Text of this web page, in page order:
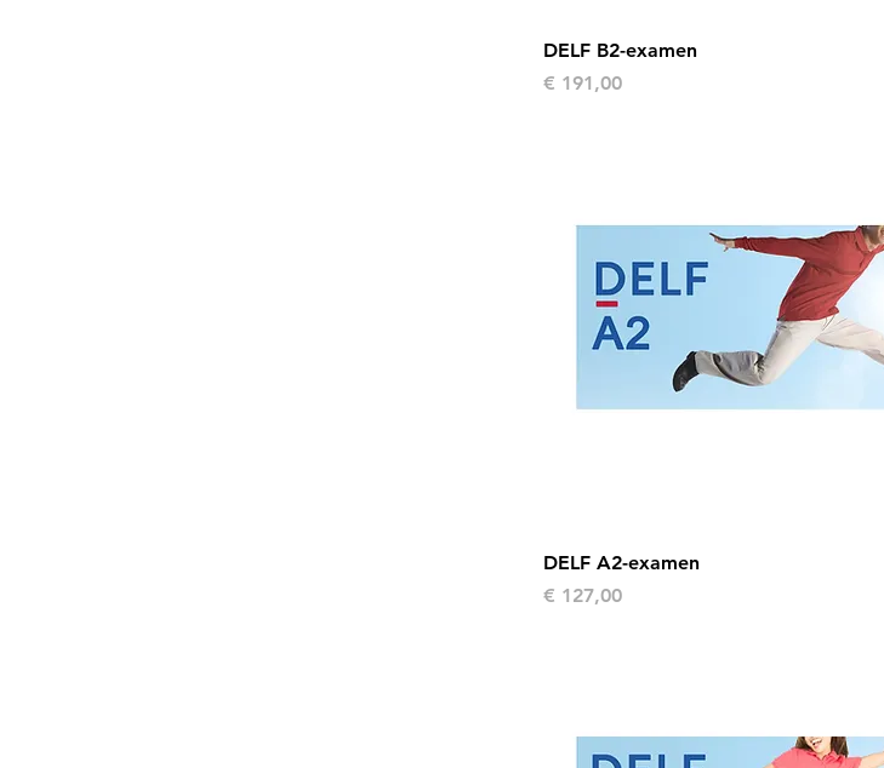
DELF B2-examen
Prijs
€ 191,00
DELF A2-examen
Prijs
€ 127,00